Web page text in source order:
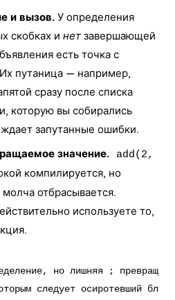
и вызов. У определения
скобках и нет завершающей
есть точка с
путаница — например,
сразу после списка
которую вы собирались
запутанные ошибки.
значение.
add(2,
компилируется, но
отбрасывается.
используете то,
но лишняя ;
следует осиротевший